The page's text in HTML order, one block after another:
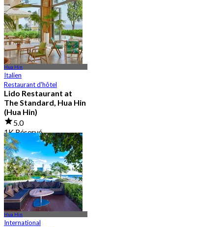
Hua Hin
Italien
Restaurant d'hôtel
Lido Restaurant at
The Standard, Hua Hin
(Hua Hin)
5.0
1K Réservé
De฿ 595
Hua Hin
International